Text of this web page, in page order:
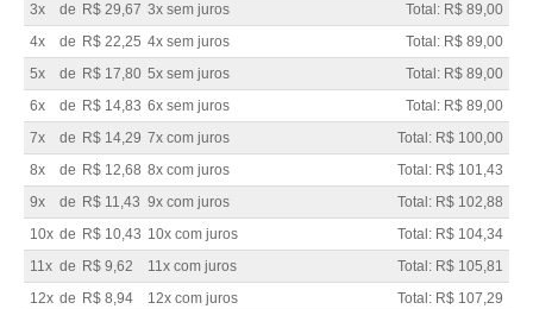
3x
de R$ 29,67 3x sem juros
Total: R$ 89,00
4x
de R$ 22,25 4x sem juros
Total: R$ 89,00
5x
de R$ 17,80 5x sem juros
Total: R$ 89,00
6x
de R$ 14,83 6x sem juros
Total: R$ 89,00
7x
de R$ 14,29 7x com juros
Total: R$ 100,00
8x
de R$ 12,68 8x com juros
Total: R$ 101,43
9x
de R$ 11,43 9x com juros
Total: R$ 102,88
10x de R$ 10,43 10x com juros
Total: R$ 104,34
11x de R$ 9,62 11x com juros
Total: R$ 105,81
12x de R$ 8,94 12x com juros Total: R$ 107,29